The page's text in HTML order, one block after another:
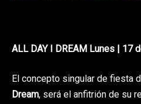
ALL DAY I DREAM Lunes | 17
El concepto singular de fiesta
Dream, será el anfitrión de su